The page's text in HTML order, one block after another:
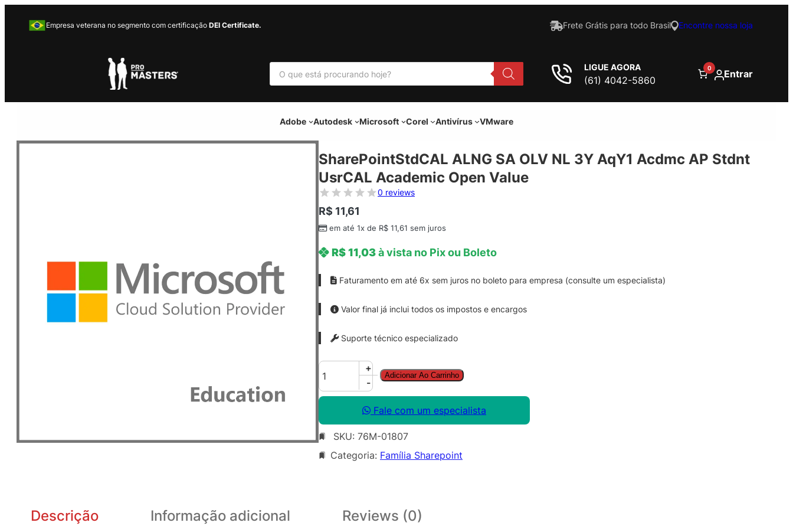
Empresa veterana no segmento com certificação DEI Certificate. Frete Grátis para todo Brasil Encontre nossa loja
P
s
u
r
LIGUE AGORA
(61) 4042-5860
0 Entrar
Adobe Autodesk Microsoft Corel Antivírus VMware
SharePointStdCAL ALNG SA OLV NL 3Y AqY1 Acdmc AP Stdnt
UsrCAL Academic Open Value
0 reviews
R$ 11,61
em até 1x de R$ 11,61 sem juros
R$11,03à vista no Pix ou Boleto
Faturamento em até 6x sem juros no boleto para empresa (consulte um especialista)
Valor final já inclui todos os impostos e encargos
Suporte técnico especializado
S
a
e
P
o
+
-
Adicionar Ao Carrinho
Fale com um especialista
SKU: 76M-01807
Categoria: Família Sharepoint
Descrição Informação adicional Reviews (0)